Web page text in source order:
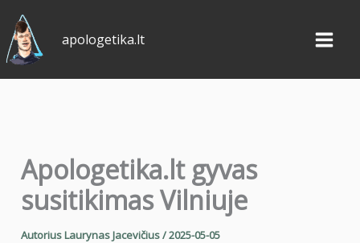
Pereiti
prie
turinio
apologetika.lt
Apologetika.lt gyvas
susitikimas Vilniuje
AutoriusLaurynas Jacevičius/2025-05-05